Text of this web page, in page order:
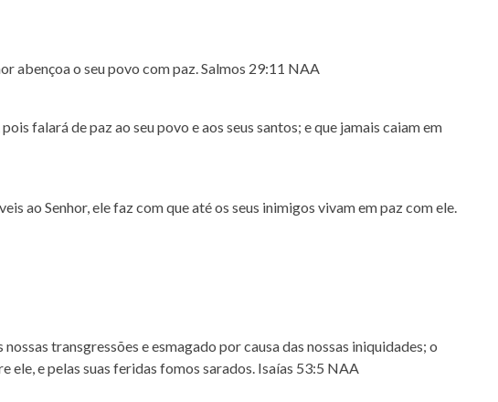
abençoa o seu povo com paz. Salmos 29:11 NAA
pois falará de paz ao seu povo e aos seus santos; e que jamais caiam em
ao Senhor,ele faz com que até os seus inimigos vivam em paz com ele.
transgressões e esmagado por causa das nossas iniquidades; o
ele, e pelas suas feridas fomos sarados. Isaías 53:5 NAA